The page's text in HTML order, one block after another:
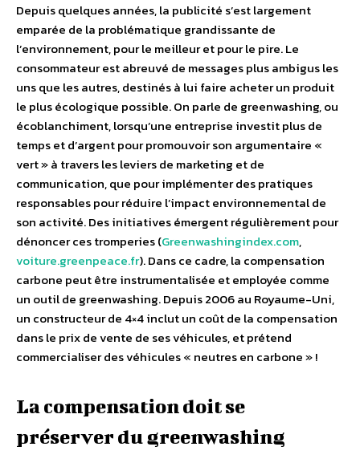
Depuis quelques années, la publicité s’est largement
emparée de la problématique grandissante de
l’environnement, pour le meilleur et pour le pire. Le
consommateur est abreuvé de messages plus ambigus les
uns que les autres, destinés à lui faire acheter un produit
le plus écologique possible. On parle de greenwashing, ou
écoblanchiment, lorsqu’une entreprise investit plus de
temps et d’argent pour promouvoir son argumentaire «
vert » à travers les leviers de marketing et de
communication, que pour implémenter des pratiques
responsables pour réduire l’impact environnemental de
son activité. Des initiatives émergent régulièrement pour
dénoncer ces tromperies (Greenwashingindex.com,
voiture.greenpeace.fr). Dans ce cadre, la compensation
carbone peut être instrumentalisée et employée comme
un outil de greenwashing. Depuis 2006 au Royaume-Uni,
un constructeur de 4×4 inclut un coût de la compensation
dans le prix de vente de ses véhicules, et prétend
commercialiser des véhicules « neutres en carbone » !
La compensation doit se
préserver du greenwashing